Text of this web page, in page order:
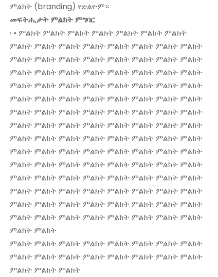
ምልክት (branding) የድልዮም።
መፍትሒታት ምልክት ምግባር
፡ • ምልክት ምልክት ምልክት ምልክት ምልክት ምልክት ምልክት
ምልክት ምልክት ምልክት ምልክት ምልክት ምልክት ምልክት ምልክት
ምልክት ምልክት ምልክት ምልክት ምልክት ምልክት ምልክት ምልክት
ምልክት ምልክት ምልክት ምልክት ምልክት ምልክት ምልክት ምልክት
ምልክት ምልክት ምልክት ምልክት ምልክት ምልክት ምልክት ምልክት
ምልክት ምልክት ምልክት ምልክት ምልክት ምልክት ምልክት ምልክት
ምልክት ምልክት ምልክት ምልክት ምልክት ምልክት ምልክት ምልክት
ምልክት ምልክት ምልክት ምልክት ምልክት ምልክት ምልክት ምልክት
ምልክት ምልክት ምልክት ምልክት ምልክት ምልክት ምልክት ምልክት
ምልክት ምልክት ምልክት ምልክት ምልክት ምልክት ምልክት ምልክት
ምልክት ምልክት ምልክት ምልክት ምልክት ምልክት ምልክት ምልክት
ምልክት ምልክት ምልክት ምልክት ምልክት ምልክት ምልክት ምልክት
ምልክት ምልክት ምልክት ምልክት ምልክት ምልክት ምልክት ምልክት
ምልክት ምልክት ምልክት ምልክት ምልክት ምልክት ምልክት ምልክት
ምልክት ምልክት ምልክት ምልክት ምልክት ምልክት ምልክት ምልክት
ምልክት ምልክት
ምልክት ምልክት ምልክት ምልክት ምልክት ምልክት ምልክት ምልክት
ምልክት ምልክት ምልክት ምልክት ምልክት ምልክት ምልክት ምልክት
ምልክት ምልክት ምልክት